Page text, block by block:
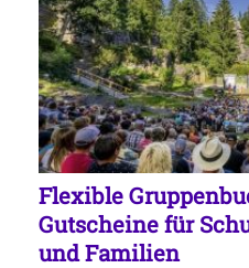
Flexible
Gutscheine für
und Familien